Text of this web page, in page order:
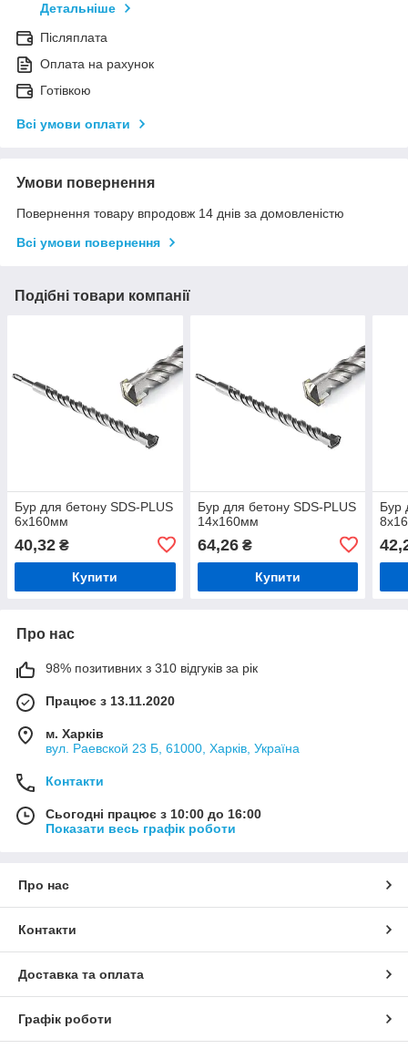
Детальніше
Післяплата
Оплата на рахунок
Готівкою
Всі умови оплати
Умови повернення
Повернення товару впродовж 14 днів за домовленістю
Всі умови повернення
Подібні товари компанії
Бур для бетону SDS-PLUS
6х160мм
40,32 ₴
Купити
Бур для бетону SDS-PLUS
14х160мм
64,26₴
Купити
Бур
Про нас
98% позитивних з 310 відгуків за рік
Працює з 13.11.2020
м. Харків
вул. Раевской 23 Б, 61000, Харків, Україна
Контакти
Сьогодні працює з 10:00 до 16:00
Показати весь графік роботи
Про нас
Контакти
Доставка та оплата
Графік роботи